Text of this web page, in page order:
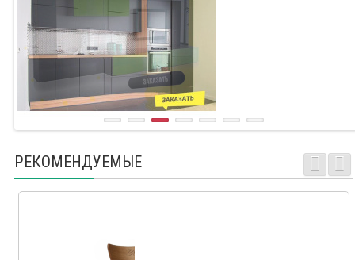
РЕКОМЕНДУЕМЫЕ